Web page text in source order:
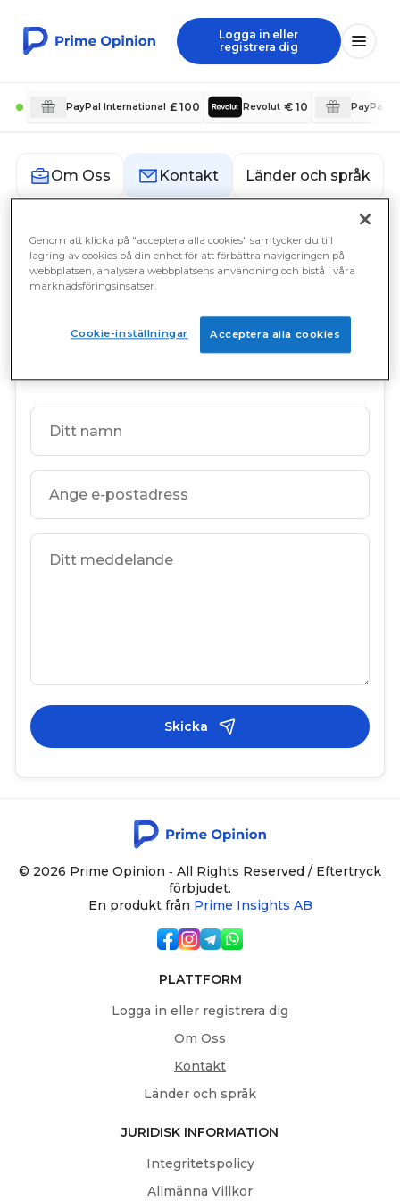
Logga in eller
registrera dig
PayPal International £ 100 Revolut € 10 PayPal
Om Oss Kontakt Länder och språk
Kontakt
Prime Opinion AB
Sveavägen 17
Sweden
Skicka
© 2026 Prime Opinion ‐ All Rights Reserved / Eftertryck
förbjudet.
En produkt från Prime Insights AB
PLATTFORM
Logga in eller registrera dig
Om Oss
Kontakt
Länder och språk
JURIDISK INFORMATION
Integritetspolicy
Allmänna Villkor
Genom att klicka på "acceptera alla cookies" samtycker du till
lagring av cookies på din enhet för att förbättra navigeringen på
webbplatsen, analysera webbplatsens användning och bistå i våra
marknadsföringsinsatser.
Acceptera alla cookies
Cookie-inställningar